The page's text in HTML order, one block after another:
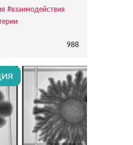
#взаимодействия
988